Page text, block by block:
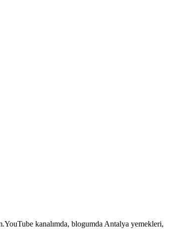
kanalımda, blogumda Antalya yemekleri,